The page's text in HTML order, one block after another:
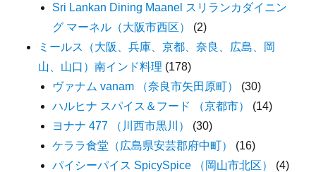
Sri Lankan Dining Maanel スリランカダイニン
グ マーネル（大阪市西区）
(2)
ミールス（大阪、兵庫、京都、奈良、広島、岡
山、山口）南インド料理 (178)
ヴァナム vanam （奈良市矢田原町）
(30)
ハルヒナ スパイス＆フード （京都市）
(14)
ヨナナ 477 （川西市黒川）
(30)
ケララ食堂（広島県安芸郡府中町）
(16)
パイシーパイス SpicySpice （岡山市北区）
(4)